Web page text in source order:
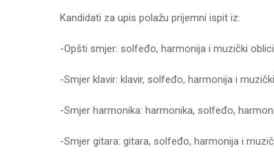
Kandidati za upis polažu prijemni ispit iz:
-Opšti smjer: solfeđo, harmonija i muzički
-Smjer klavir: klavir, solfeđo, harmonija i
-Smjer harmonika: harmonika, solfeđo,
-Smjer gitara: gitara, solfeđo, harmonija i